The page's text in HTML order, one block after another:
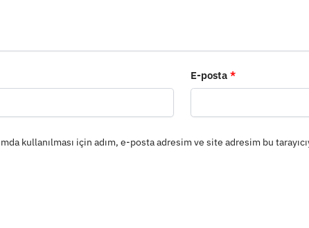
E-posta *
kullanılması için adım, e-posta adresim ve site adresim bu